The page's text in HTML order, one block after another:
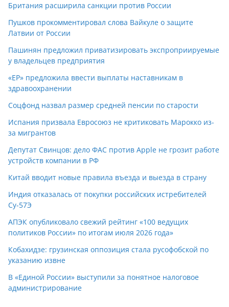
Британия расширила санкции против России
Пушков прокомментировал слова Вайкуле о защите
Латвии от России
Пашинян предложил приватизировать экспроприируемые
у владельцев предприятия
«ЕР» предложила ввести выплаты наставникам в
здравоохранении
Соцфонд назвал размер средней пенсии по старости
Испания призвала Евросоюз не критиковать Марокко из-
за мигрантов
Депутат Свинцов: дело ФАС против Apple не грозит работе
устройств компании в РФ
Китай вводит новые правила въезда и выезда в страну
Индия отказалась от покупки российских истребителей
Су-57Э
АПЭК опубликовало свежий рейтинг «100 ведущих
политиков России» по итогам июля 2026 года»
Кобахидзе: грузинская оппозиция стала русофобской по
указанию извне
В «Единой России» выступили за понятное налоговое
администрирование